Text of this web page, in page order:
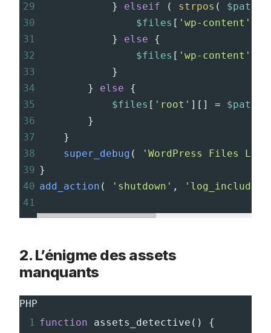
29
} elseif ( strpos ( $path
30
$files [ 'wp-content'
31
} else {
32
$files [ 'wp-content'
33
}
34
} else {
35
$files [ 'root' ][] = $path
36
}
37
}
38
super_debug (
'WordPress Files
39 }
40 add_action ( 'shutdown' ,
41
2. L’énigme des assets
manquants
PHP
1 function assets_detective () {